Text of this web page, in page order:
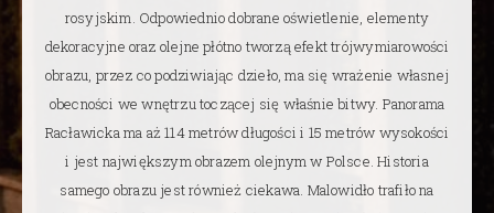
rosyjskim. Odpowiednio dobrane oświetlenie, elementy
dekoracyjne oraz olejne płótno tworzą efekt trójwymiarowości
obrazu, przez co podziwiając dzieło, ma się wrażenie własnej
obecności we wnętrzu toczącej się właśnie bitwy. Panorama
Racławicka ma aż 114 metrów długości i 15 metrów wysokości
i jest największym obrazem olejnym w Polsce. Historia
samego obrazu jest również ciekawa. Malowidło trafiło na